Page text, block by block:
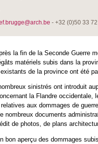
- +32 (0)50 33 72
la fin de la Seconde Guerre
matériels subis dans la
de la province ont été
sinistrés ont introduit
la Flandre
relatives aux dommages de
nombreux documents
de photos, de plans
bon aperçu des dommages